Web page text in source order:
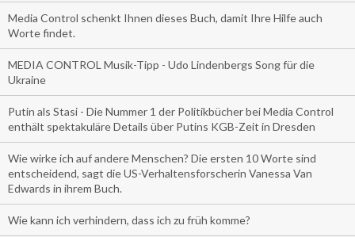
Media Control schenkt Ihnen dieses Buch, damit Ihre Hilfe auch
Worte findet.
MEDIA CONTROL Musik-Tipp - Udo Lindenbergs Song für die
Ukraine
Putin als Stasi - Die Nummer 1 der Politikbücher bei Media Control
enthält spektakuläre Details über Putins KGB-Zeit in Dresden
Wie wirke ich auf andere Menschen? Die ersten 10 Worte sind
entscheidend, sagt die US-Verhaltensforscherin Vanessa Van
Edwards in ihrem Buch.
Wie kann ich verhindern, dass ich zu früh komme?